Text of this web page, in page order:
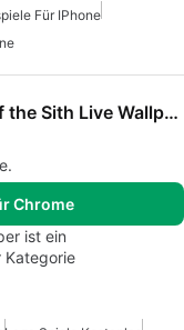
Für IPhone
Lego Star Wars Revenge of the Sith Live Wallpaper
Chrome
ist ein
Kategorie